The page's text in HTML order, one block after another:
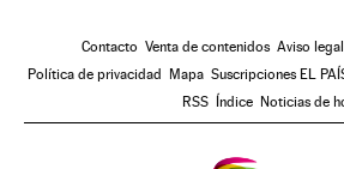
Contacto Venta de contenidos Aviso legal
Política de privacidad Mapa Suscripciones EL
RSS Índice Noticias de